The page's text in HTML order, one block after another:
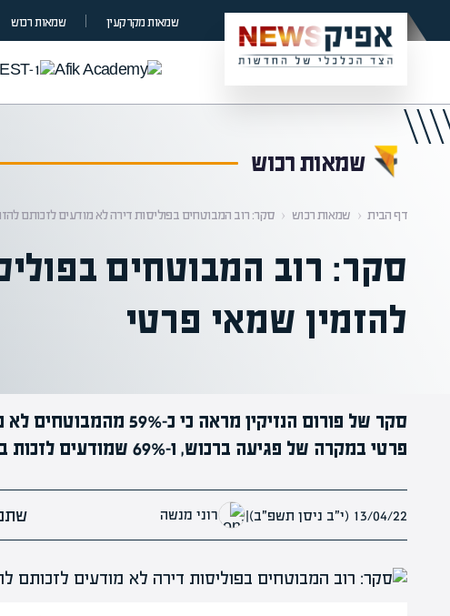
שמאות מקרקעין שמאות רכוש
שמאות רכוש
דף הבית ‹ שמאות רכוש ‹ סקר: רוב המבוטחים בפוליסות דירה לא מודעים לזכותם
סקר: רוב המבוטחים
להזמין שמאי פרטי
סקר של פורום הנזיקין מראה
פרטי במקרה של פגיעה ברכוש, ו-69% שמודעים לזכות בוחרים לא לעשות זאת
13/04/22 (י״ב ניסן תשפ״ב) | רוני מנשה